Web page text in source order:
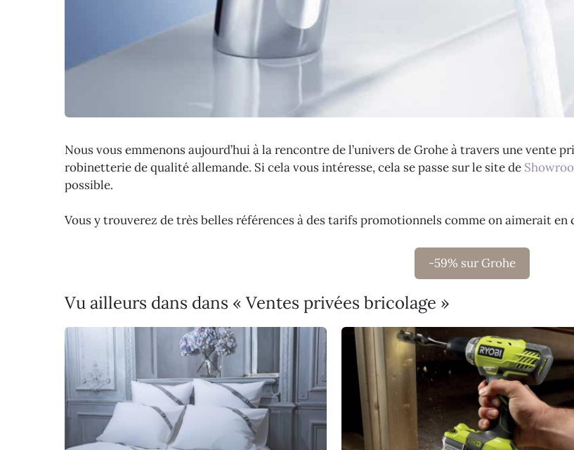
Nous vous emmenons aujourd’hui à la rencontre de l’univers de Grohe à travers une vente
robinetterie de qualité allemande. Si cela vous intéresse, cela se passe sur le site de
possible.
Vous y trouverez de très belles références à des tarifs promotionnels comme on aimerait
-59% sur Grohe
Vu ailleurs dans dans « Ventes privées bricolage »